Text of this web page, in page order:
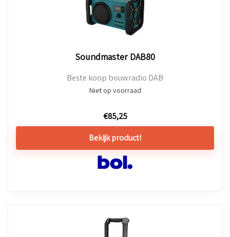
Soundmaster DAB80
Beste koop bouwradio DAB
Niet op voorraad
€85,25
Bekijk product!